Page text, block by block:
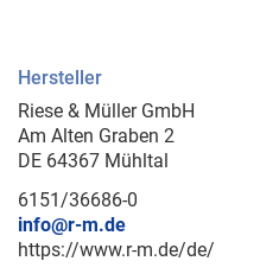
Hersteller
Riese & Müller GmbH
Am Alten Graben 2
DE 64367 Mühltal
6151/36686-0
info@r-m.de
https://www.r-m.de/de/